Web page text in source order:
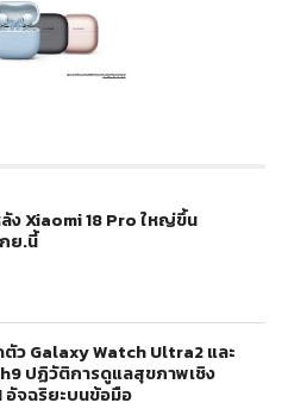
ง Xiaomi 18 Pro ใหญ่ขึ้น
ย.นี้
ตัว Galaxy Watch Ultra2 และ
ปฏิวัติการดูแลสุขภาพเชิง
อัจฉริยะบนข้อมือ